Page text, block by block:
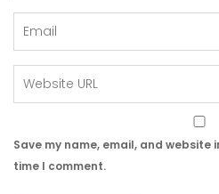
Save my name, email, and website
time I comment.